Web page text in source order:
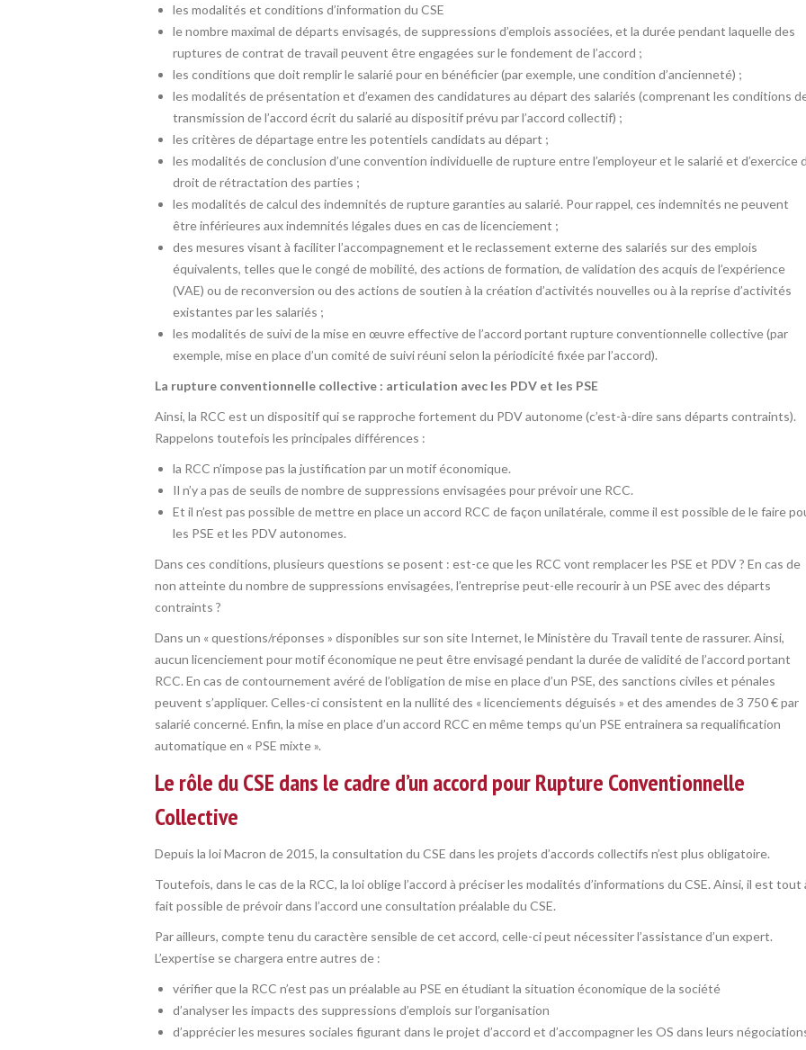
les modalités et conditions d’information du CSE
le nombre maximal de départs envisagés, de suppressions d’emplois associées, et la durée pendant laquelle des
ruptures de contrat de travail peuvent être engagées sur le fondement de l’accord ;
les conditions que doit remplir le salarié pour en bénéficier (par exemple, une condition d’ancienneté) ;
les modalités de présentation et d’examen des candidatures au départ des salariés (comprenant les conditions
transmission de l’accord écrit du salarié au dispositif prévu par l’accord collectif) ;
les critères de départage entre les potentiels candidats au départ ;
les modalités de conclusion d’une convention individuelle de rupture entre l’employeur et le salarié et d’exercice
droit de rétractation des parties ;
les modalités de calcul des indemnités de rupture garanties au salarié. Pour rappel, ces indemnités ne peuvent
être inférieures aux indemnités légales dues en cas de licenciement ;
des mesures visant à faciliter l’accompagnement et le reclassement externe des salariés sur des emplois
équivalents, telles que le congé de mobilité, des actions de formation, de validation des acquis de l’expérience
(VAE) ou de reconversion ou des actions de soutien à la création d’activités nouvelles ou à la reprise d’activités
existantes par les salariés ;
les modalités de suivi de la mise en œuvre effective de l’accord portant rupture conventionnelle collective (par
exemple, mise en place d’un comité de suivi réuni selon la périodicité fixée par l’accord).
La rupture conventionnelle collective : articulation avec les PDV et les PSE
Ainsi, la RCC est un dispositif qui se rapproche fortement du PDV autonome (c’est-à-dire sans départs contraints).
Rappelons toutefois les principales différences :
la RCC n’impose pas la justification par un motif économique.
Il n’y a pas de seuils de nombre de suppressions envisagées pour prévoir une RCC.
Et il n’est pas possible de mettre en place un accord RCC de façon unilatérale, comme il est possible de le faire
les PSE et les PDV autonomes.
Dans ces conditions, plusieurs questions se posent : est-ce que les RCC vont remplacer les PSE et PDV ? En cas de
non atteinte du nombre de suppressions envisagées, l’entreprise peut-elle recourir à un PSE avec des départs
contraints ?
Dans un « questions/réponses » disponibles sur son site Internet, le Ministère du Travail tente de rassurer. Ainsi,
aucun licenciement pour motif économique ne peut être envisagé pendant la durée de validité de l’accord portant
RCC. En cas de contournement avéré de l’obligation de mise en place d’un PSE, des sanctions civiles et pénales
peuvent s’appliquer. Celles-ci consistent en la nullité des « licenciements déguisés » et des amendes de 3 750 € par
salarié concerné. Enfin, la mise en place d’un accord RCC en même temps qu’un PSE entrainera sa requalification
automatique en « PSE mixte ».
Le rôle du CSE dans le cadre d’un accord pour Rupture Conventionnelle
Collective
Depuis la loi Macron de 2015, la consultation du CSE dans les projets d’accords collectifs n’est plus obligatoire.
Toutefois, dans le cas de la RCC, la loi oblige l’accord à préciser les modalités d’informations du CSE. Ainsi, il est tout
fait possible de prévoir dans l’accord une consultation préalable du CSE.
Par ailleurs, compte tenu du caractère sensible de cet accord, celle-ci peut nécessiter l’assistance d’un expert.
L’expertise se chargera entre autres de :
vérifier que la RCC n’est pas un préalable au PSE en étudiant la situation économique de la société
d’analyser les impacts des suppressions d’emplois sur l’organisation
d’apprécier les mesures sociales figurant dans le projet d’accord et d’accompagner les OS dans leurs